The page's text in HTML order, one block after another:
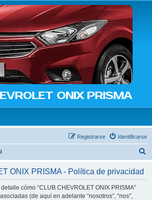
ONIX PRISMA
a new tab)
Identificarse
Registrarse
ONIX PRISMA - Política de privacidad
cómo “CLUB CHEVROLET ONIX PRISMA”
(de aquí en adelante “nosotros”, “nos”,